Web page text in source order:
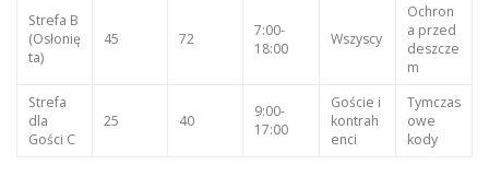
Strefa B
(Osłonię
ta)
45 72
7:00-
18:00
Wszyscy
Ochron
a przed
deszcze
m
Strefa
dla
Gości C
25 40
9:00-
17:00
Goście i
kontrah
enci
Tymczas
owe
kody